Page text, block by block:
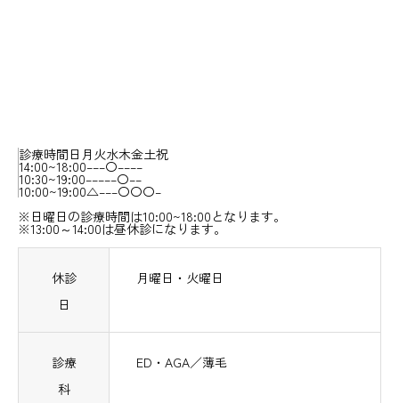
診療時間 日 月 火水木金土祝
14:00~18:00–––〇––––
10:30~19:00–––––〇––
10:00~19:00△–––〇〇〇–
※日曜日の診療時間は10:00~18:00となります。
※13:00～14:00は昼休診になります。
休診
日
月曜日・火曜日
診療
科
ED・AGA／薄毛